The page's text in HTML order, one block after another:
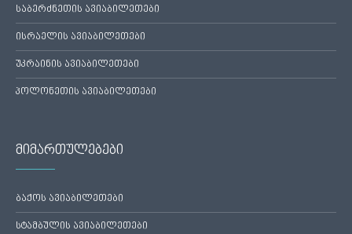
საბერძნეთის ავიაბილეთები
ისრაელის ავიაბილეთები
უკრაინის ავიაბილეთები
პოლონეთის ავიაბილეთები
მიმართულებები
ბაქოს ავიაბილეთები
სტამბულის ავიაბილეთები